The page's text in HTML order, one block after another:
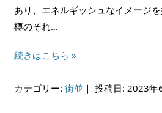
あり、エネルギッシュなイメージ
樽のそれ…
続きはこちら »
カテゴリー:街並 ｜投稿日: 2023年